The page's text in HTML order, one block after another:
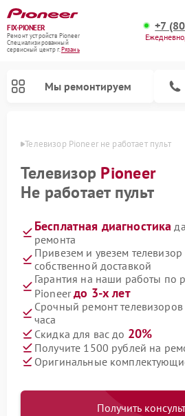
FIX-PIONEER
Ремонт устройств Pioneer
Специализированный
cервисный центр г.Рязань
+7
Мы ремонтируем
Телевизор Pioneer не работает пульт
Телевизор Pioneer
Не работает пульт
Бесплатная диагностика
ремонта
Привезем и увезем
собственной доставкой
Гарантия на наши работы по
Pioneerдо 3-х лет
Срочный ремонт
часа
Скидка для вас до 20%
Получите 1500 рублей на
Оригинальные
Получить